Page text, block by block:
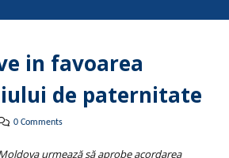
in favoarea
de paternitate
0 Comments
urmează să aprobe acordarea